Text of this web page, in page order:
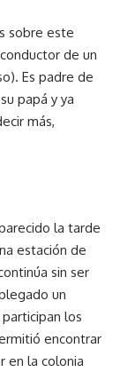
sobre este
de un
Es padre de
papá y ya
más,
la tarde
estación de
sin ser
un
los
encontrar
en la colonia